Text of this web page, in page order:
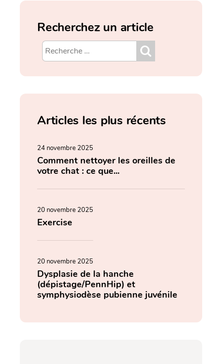
Recherchez un article
Articles les plus récents
24 novembre 2025
Comment nettoyer les oreilles de
votre chat : ce que...
20 novembre 2025
Exercise
20 novembre 2025
Dysplasie de la hanche
(dépistage/PennHip) et
symphysiodèse pubienne juvénile